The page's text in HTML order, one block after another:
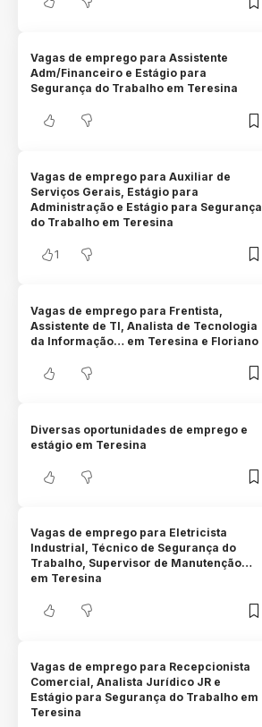
Vagas de emprego para Assistente
Adm/Financeiro e Estágio para
Segurança do Trabalho em Teresina
Vagas de emprego para Auxiliar de
Serviços Gerais, Estágio para
Administração e Estágio para Segurança
do Trabalho em Teresina
1
Vagas de emprego para Frentista,
Assistente de TI, Analista de Tecnologia
da Informação… em Teresina e Floriano
Diversas oportunidades de emprego e
estágio em Teresina
Vagas de emprego para Eletricista
Industrial, Técnico de Segurança do
Trabalho, Supervisor de Manutenção…
em Teresina
Vagas de emprego para Recepcionista
Comercial, Analista Jurídico JR e
Estágio para Segurança do Trabalho em
Teresina